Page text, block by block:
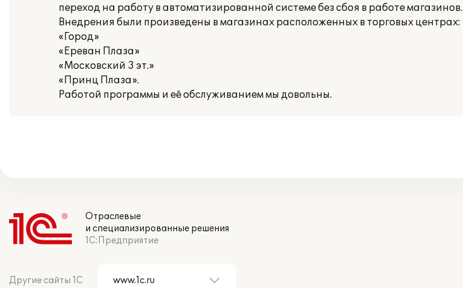
переход на работу в автоматизированной системе без сбоя в работе магазинов.
Внедрения были произведены в магазинах расположенных в торговых центрах:
«Город»
«Ереван Плаза»
«Московский 3 эт.»
«Принц Плаза».
Работой программы и её обслуживанием мы довольны.
Отраслевые
и специализированные решения
1С:Предприятие
Другие сайты 1С